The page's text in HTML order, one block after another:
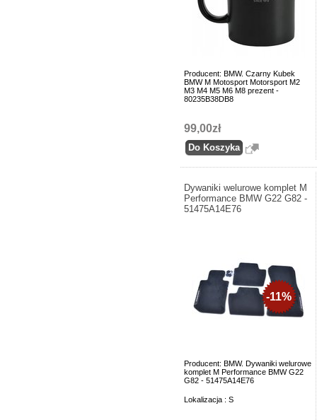
Producent: BMW. Czarny Kubek
BMW M Motosport Motorsport M2
M3 M4 M5 M6 M8 prezent -
80235B38DB8
99,00zł
Dywaniki welurowe komplet M
Performance BMW G22 G82 -
51475A14E76
Producent: BMW. Dywaniki welurowe
komplet M Performance BMW G22
G82 - 51475A14E76
Lokalizacja : S
-11%